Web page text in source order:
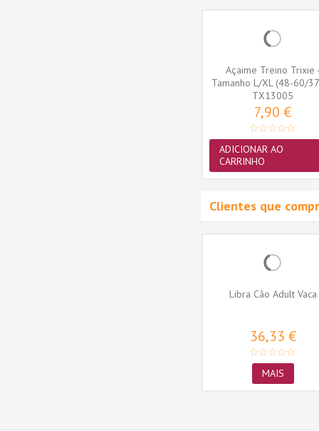
Açaime Treino Trixie -
Tamanho L/XL (48-60/
(TX13005)
TX13005
7,90 €
ADICIONAR AO
CARRINHO
Clientes que
Libra Cão Adult Vaca
36,33 €
MAIS